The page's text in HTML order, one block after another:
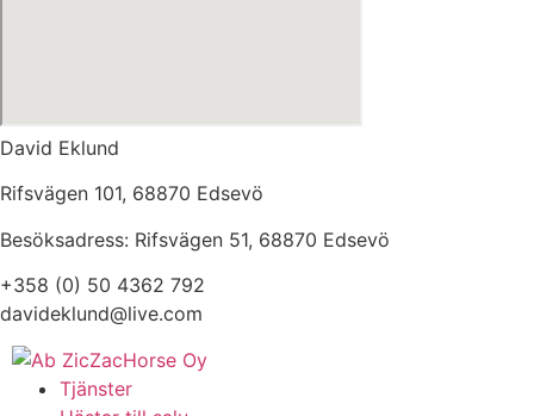
David Eklund
Rifsvägen 101, 68870 Edsevö
Besöksadress: Rifsvägen 51, 68870 Edsevö
+358 (0) 50 4362 792
davideklund@live.com
Tjänster